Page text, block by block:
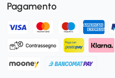
Pagamento